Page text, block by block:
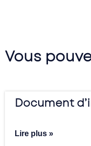
Vous
Document
Lire plus »